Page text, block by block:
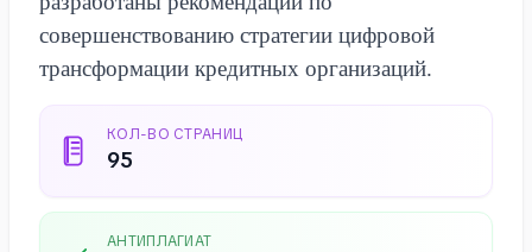
совершенствованию стратегии цифровой
трансформации кредитных организаций.
КОЛ-ВО СТРАНИЦ
95
АНТИПЛАГИАТ